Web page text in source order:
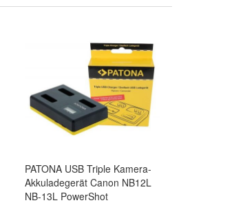
PATONA USB Triple Kamera-
Akkuladegerät Canon NB12L
NB-13L PowerShot